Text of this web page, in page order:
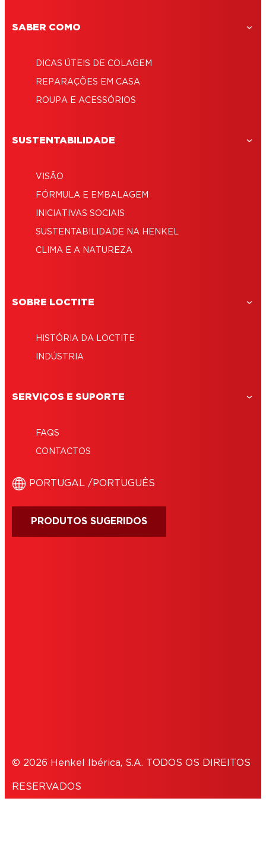
SABER COMO
DICAS ÚTEIS DE COLAGEM
REPARAÇÕES EM CASA
ROUPA E ACESSÓRIOS
SUSTENTABILIDADE
VISÃO
FÓRMULA E EMBALAGEM
INICIATIVAS SOCIAIS
SUSTENTABILIDADE NA HENKEL
CLIMA E A NATUREZA
SOBRE LOCTITE
HISTÓRIA DA LOCTITE
INDÚSTRIA
SERVIÇOS E SUPORTE
FAQS
CONTACTOS
‎PORTUGAL /‎PORTUGUÊS
PRODUTOS SUGERIDOS
© 2026 Henkel Ibérica, S.A. TODOS OS DIREITOS
RESERVADOS